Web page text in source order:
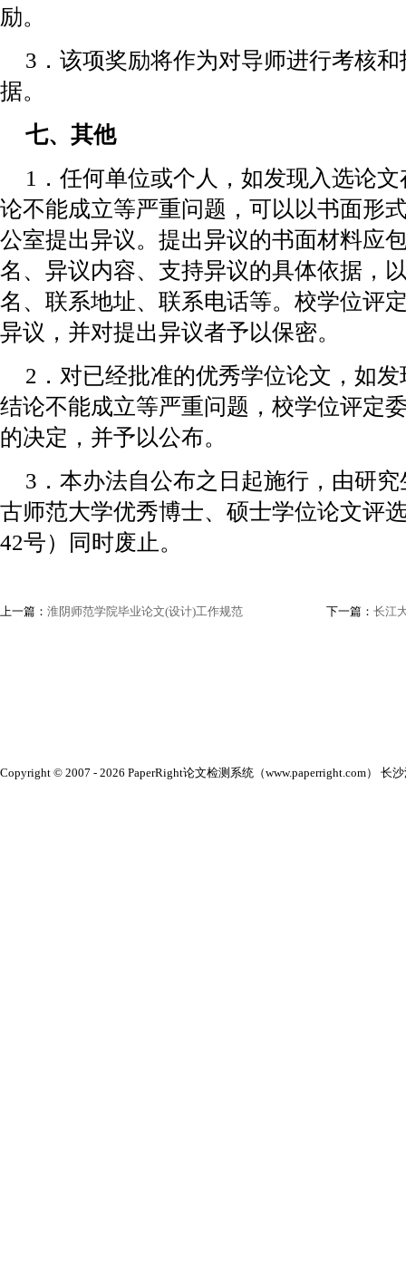
励。
3．该项奖励将作为对导师进行考核
据。
七、其他
1．任何单位或个人，如发现入选论
论不能成立等严重问题，可以以书面形
公室提出异议。提出异议的书面材料应
名、异议内容、支持异议的具体依据，
名、联系地址、联系电话等。校学位评
异议，并对提出异议者予以保密。
2．对已经批准的优秀学位论文，如
结论不能成立等严重问题，校学位评定
的决定，并予以公布。
3．本办法自公布之日起施行，由研
古师范大学优秀博士、硕士学位论文评
42号）同时废止。
上一篇： 淮阴师范学院毕业论文(设计)工作规范 下一篇： 长江
Copyright © 2007 - 2026 PaperRight论文检测系统（www.paperright.com） 长